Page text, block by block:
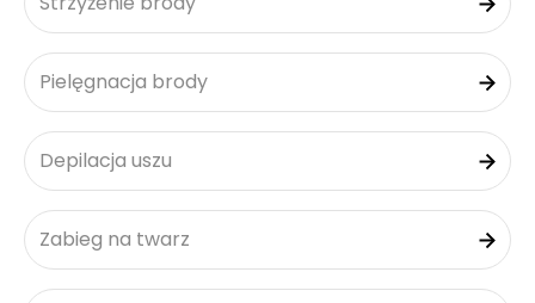
Pielęgnacja brody
Depilacja uszu
Zabieg na twarz